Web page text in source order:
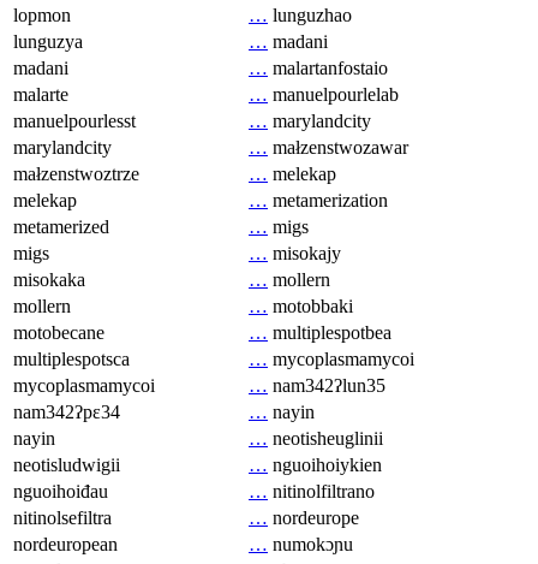
lopmon
… lunguzhao
lunguzya
… madani
madani
… malartanfostaio
malarte
… manuelpourlelab
manuelpourlesst
… marylandcity
marylandcity
… małzenstwozawar
małzenstwoztrze
… melekap
melekap
… metamerization
metamerized
… migs
migs
… misokajy
misokaka
… mollern
mollern
… motobbaki
motobecane
… multiplespotbea
multiplespotsca
… mycoplasmamycoi
mycoplasmamycoi
… nam342ʔlun35
nam342ʔpɛ34
… nayin
nayin
… neotisheuglinii
neotisludwigii
… nguoihoiykien
nguoihoiđau
… nitinolfiltrano
nitinolsefiltra
… nordeurope
nordeuropean
… numokɔɲu